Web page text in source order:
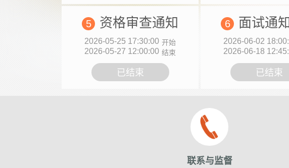
5 资格审查通知
2026-05-25 17:30:00 开始
2026-05-27 12:00:00 结束
已结束
6 面试通
2026-06-02
2026-06-18
已结束
联系与监督